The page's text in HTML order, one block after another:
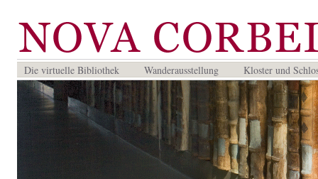
Die virtuelle Bibliothek Wanderausstellung Kloster und